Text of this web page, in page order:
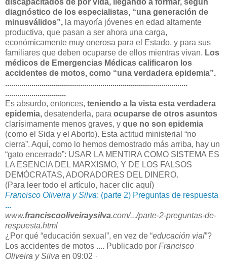
diagnóstico de los especialistas, “una generación de
minusválidos”, la mayoría jóvenes en edad altamente
productiva, que pasan a ser ahora una carga,
económicamente muy onerosa para el Estado, y para sus
familiares que deben ocuparse de ellos mientras vivan. Los
médicos de Emergencias Médicas calificaron los
accidentes de motos, como “una verdadera epidemia”.
..........................................................................................
..............................
Es absurdo, entonces, teniendo a la vista esta verdadera
epidemia, desatenderla, para ocuparse de otros asuntos
clarísimamente menos graves, y que no son epidemia
(como el Sida y el Aborto). Esta actitud ministerial “no
cierra”. Aquí, como lo hemos demostrado más arriba, hay un
“gato encerrado”: USAR LA MENTIRA COMO SISTEMA ES
LA ESENCIA DEL MARXISMO, Y DE LOS FALSOS
DEMÓCRATAS, ADORADORES DEL DINERO.
(Para leer todo el artículo, hacer clic aquí)
Francisco Oliveira y Silva: (parte 2) Preguntas de respuesta
...
www.franciscooliveiraysilva.com/.../parte-2-preguntas-de-
respuesta.html
¿Por qué “educación sexual”, en vez de “educación vial”?
Los accidentes de motos .... Publicado por Francisco
Oliveira y Silva en 09:02 ·